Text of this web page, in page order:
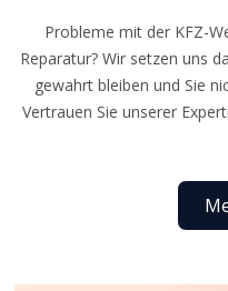
Probleme mit der KFZ-
Reparatur? Wir setzen uns
gewahrt bleiben und Sie
Vertrauen Sie unserer